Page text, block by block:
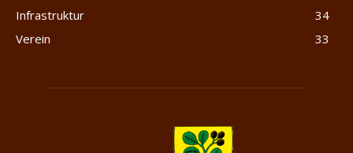
Infrastruktur
34
Verein
33